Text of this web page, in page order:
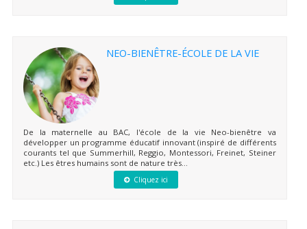
NEO-BIENÊTRE-ÉCOLE DE LA VIE
De la maternelle au BAC, l'école de la vie Neo-bienêtre va
développer un programme éducatif innovant (inspiré de différents
courants tel que Summerhill, Reggio, Montessori, Freinet, Steiner
etc.) Les êtres humains sont de nature très...
Cliquez ici